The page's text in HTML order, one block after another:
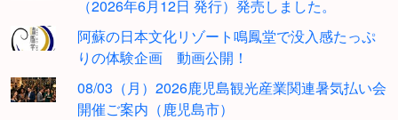
（2026年6月12日 発行）発売しました。
阿蘇の日本文化リゾート鳴鳳堂で没入感たっぷ
りの体験企画 動画公開！
08/03（月）2026鹿児島観光産業関連暑気払い会
開催ご案内（鹿児島市）